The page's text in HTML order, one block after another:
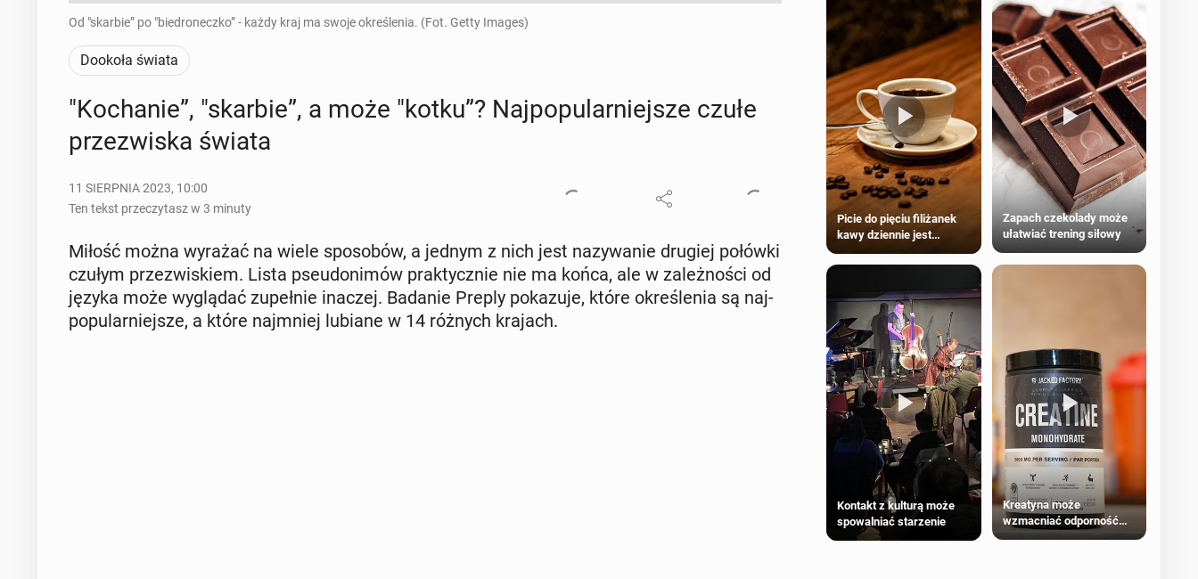
Od "skarbie” po "biedroneczko” - każdy kraj ma swoje określenia. (Fot. Getty Images)
Dookoła świata
"Ko­cha­nie”, "skarbie”, a może "kotku”? Naj­po­pu­lar­niej­sze czułe
prze­zwi­ska świata
11 SIERPNIA 2023, 10:00
Ten tekst przeczytasz w 3 minuty
Miłość można wyrażać na wiele spo­so­bów, a jednym z nich jest na­zy­wa­nie drugiej połówki
czułym prze­zwi­skiem. Lista pseu­do­ni­mów prak­tycz­nie nie ma końca, ale w za­leż­no­ści od
języka może wy­glą­dać zu­peł­nie inaczej. Badanie Preply po­ka­zu­je, które okre­śle­nia są naj­
po­pu­lar­niej­sze, a które naj­mniej lubiane w 14 różnych krajach.
Picie do pięciu filiżanek
kawy dziennie jest
większości dorosłych
Zapach czekolady może
ułatwiać trening siłowy
Kontakt z kulturą może
spowalniać starzenie
Kreatyna może
wzmacniać odporność
przeciw nowotworom